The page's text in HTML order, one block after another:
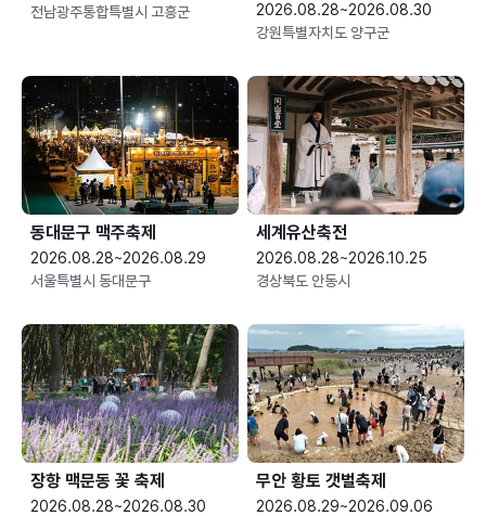
전남광주통합특별시 고흥군
2026.08.28~2026.08.30
강원특별자치도 양구군
동대문구 맥주축제
2026.08.28~2026.08.29
서울특별시 동대문구
세계유산축전
2026.08.28~2026.10.25
경상북도 안동시
장항 맥문동 꽃 축제
2026.08.28~2026.08.30
무안 황토 갯벌축제
2026.08.29~2026.09.06